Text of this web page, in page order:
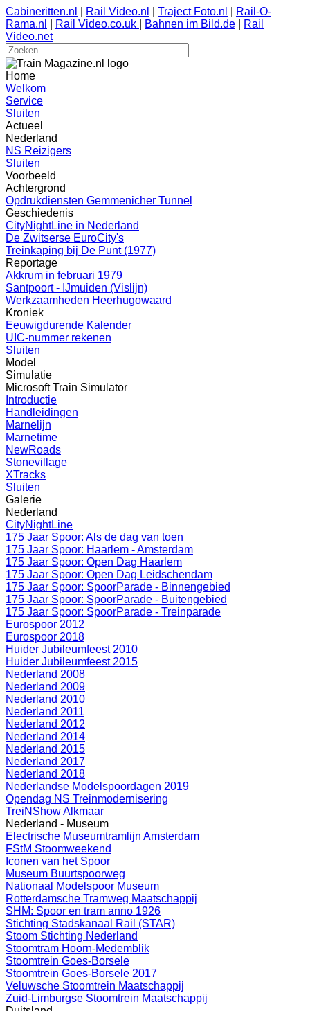
Cabineritten.nl Rail Video.nl Traject Foto.nl
Rail-O-
Rama.nl
Rail Video.co.uk Bahnen im Bild.de
Rail
Video.net
Home
Welkom
Service
Sluiten
Actueel
Nederland
NS Reizigers
Sluiten
Voorbeeld
Achtergrond
Opdrukdiensten Gemmenicher Tunnel
Geschiedenis
CityNightLine in Nederland
De Zwitserse EuroCity's
Treinkaping bij De Punt (1977)
Reportage
Akkrum in februari 1979
Santpoort - IJmuiden (Vislijn)
Werkzaamheden Heerhugowaard
Kroniek
Eeuwigdurende Kalender
UIC-nummer rekenen
Sluiten
Model
Simulatie
Microsoft Train Simulator
Introductie
Handleidingen
Marnelijn
Marnetime
NewRoads
Stonevillage
XTracks
Sluiten
Galerie
Nederland
CityNightLine
175 Jaar Spoor: Als de dag van toen
175 Jaar Spoor: Haarlem - Amsterdam
175 Jaar Spoor: Open Dag Haarlem
175 Jaar Spoor: Open Dag Leidschendam
175 Jaar Spoor: SpoorParade - Binnengebied
175 Jaar Spoor: SpoorParade - Buitengebied
175 Jaar Spoor: SpoorParade - Treinparade
Eurospoor 2012
Eurospoor 2018
Huider Jubileumfeest 2010
Huider Jubileumfeest 2015
Nederland 2008
Nederland 2009
Nederland 2010
Nederland 2011
Nederland 2012
Nederland 2014
Nederland 2015
Nederland 2017
Nederland 2018
Nederlandse Modelspoordagen 2019
Opendag NS Treinmodernisering
TreiNShow Alkmaar
Nederland - Museum
Electrische Museumtramlijn Amsterdam
FStM Stoomweekend
Iconen van het Spoor
Museum Buurtspoorweg
Nationaal Modelspoor Museum
Rotterdamsche Tramweg Maatschappij
SHM: Spoor en tram anno 1926
Stichting Stadskanaal Rail (STAR)
Stoom Stichting Nederland
Stoomtram Hoorn-Medemblik
Stoomtrein Goes-Borsele
Stoomtrein Goes-Borsele 2017
Veluwsche Stoomtrein Maatschappij
Zuid-Limburgse Stoomtrein Maatschappij